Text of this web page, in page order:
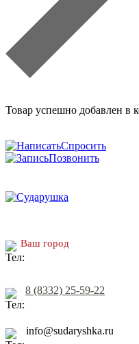
Товар успешно добавлен в
Спросить
Позвонить
Ваш город
8 (8332) 25-59-22
info@sudaryshka.ru